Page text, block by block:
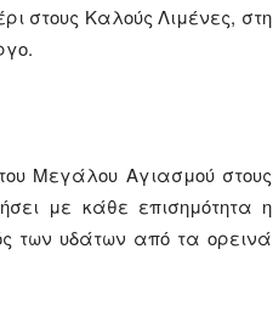
στους Καλούς Λιμένες, στη
Μεγάλου Αγιασμού στους
με κάθε επισημότητα η
των υδάτων από τα ορεινά